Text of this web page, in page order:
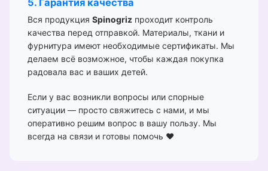
Вся продукция Spinogriz проходит контроль
качества перед отправкой. Материалы, ткани и
фурнитура имеют необходимые сертификаты. Мы
делаем всё возможное, чтобы каждая покупка
радовала вас и ваших детей.
Если у вас возникли вопросы или спорные
ситуации — просто свяжитесь с нами, и мы
оперативно решим вопрос в вашу пользу. Мы
всегда на связи и готовы помочь ❤️